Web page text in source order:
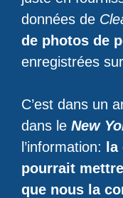
données de
de photos de
enregistrées
C’est dans un
dans le New
l’information:
pourrait
que nous la